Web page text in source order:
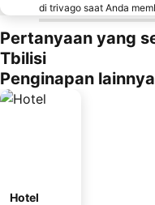
di trivago saat Anda
Pertanyaan yang
Tbilisi
Penginapan
Hotel